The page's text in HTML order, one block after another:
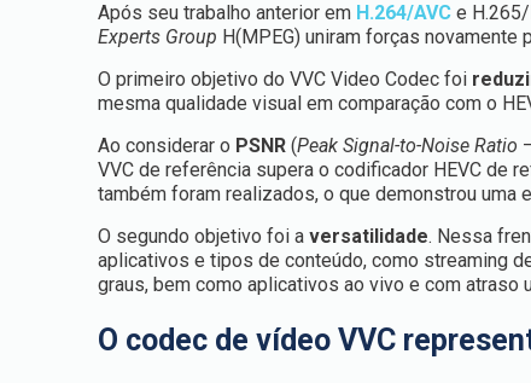
Após seu trabalho anterior em H.264/AVC e
Experts Group H(MPEG) uniram forças novamente
O primeiro objetivo do VVC Video Codec foi
mesma qualidade visual em comparação com o
Ao considerar o PSNR (Peak Signal-to-Noise Ratio
VVC de referência supera o codificador HEVC de
também foram realizados, o que demonstrou uma
O segundo objetivo foi aversatilidade. Nessa
aplicativos e tipos de conteúdo, como streaming
graus, bem como aplicativos ao vivo e com atraso
O codec de vídeo VVC